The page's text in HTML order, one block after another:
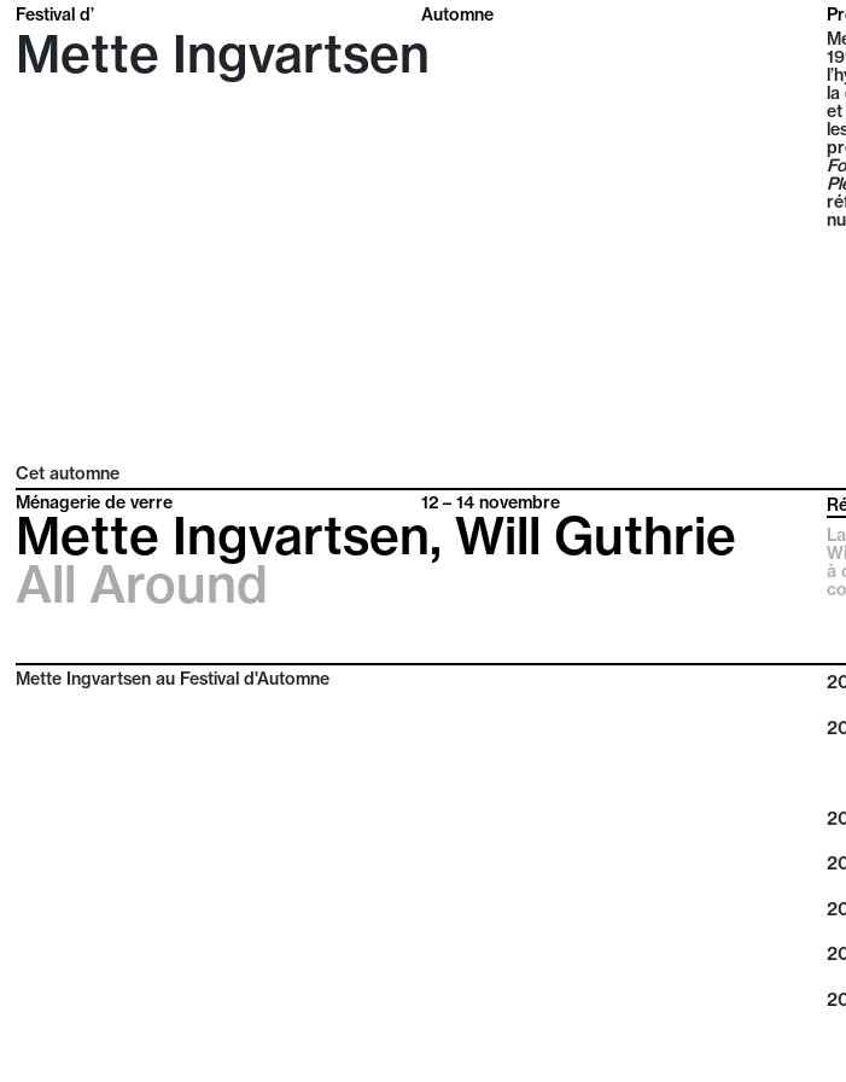
Festival d’ Automne
Mette Ingvartsen
la
et
Cet automne
Ménagerie de verre
12 – 14novembre
Mette Ingvartsen, Will Guthrie
All Around
à
Mette Ingvartsen au Festival d'Automne